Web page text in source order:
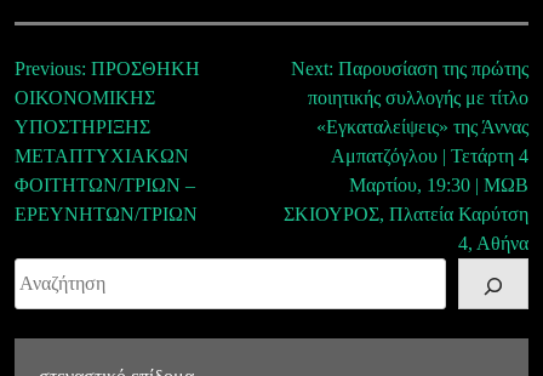
Πλοήγηση
άρθρων
Previous: ΠΡΟΣΘΗΚΗ
ΟΙΚΟΝΟΜΙΚΗΣ
ΥΠΟΣΤΗΡΙΞΗΣ
ΜΕΤΑΠΤΥΧΙΑΚΩΝ
ΦΟΙΤΗΤΩΝ/ΤΡΙΩΝ –
ΕΡΕΥΝΗΤΩΝ/ΤΡΙΩΝ
Next: Παρουσίαση της πρώτης
ποιητικής συλλογής με τίτλο
«Εγκαταλείψεις» της Άννας
Αμπατζόγλου | Τετάρτη 4
Μαρτίου, 19:30 | ΜΩΒ
ΣΚΙΟΥΡΟΣ, Πλατεία Καρύτση
4, Αθήνα
Αναζήτηση